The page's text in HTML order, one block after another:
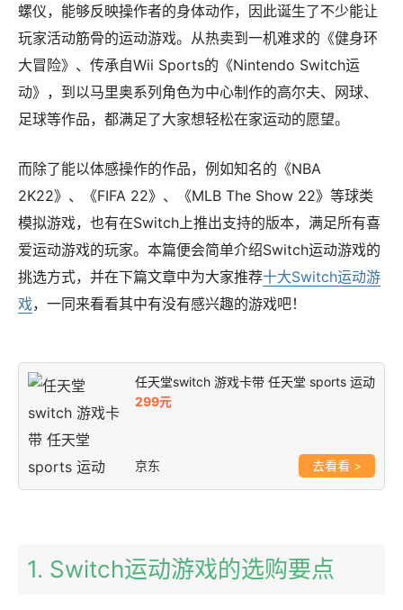
螺仪，能够反映操作者的身体动作，因此诞生了不少能让
玩家活动筋骨的运动游戏。从热卖到一机难求的《健身环
大冒险》、传承自Wii Sports的《Nintendo Switch运
动》，到以马里奥系列角色为中心制作的高尔夫、网球、
足球等作品，都满足了大家想轻松在家运动的愿望。
而除了能以体感操作的作品，例如知名的《NBA
2K22》、《FIFA 22》、《MLB The Show 22》等球类
模拟游戏，也有在Switch上推出支持的版本，满足所有喜
爱运动游戏的玩家。本篇便会简单介绍Switch运动游戏的
挑选方式，并在下篇文章中为大家推荐十大Switch运动游
戏，一同来看看其中有没有感兴趣的游戏吧！
任天堂switch 游戏卡带 任天堂 sports 运动
299元
京东 >
1. Switch运动游戏的选购要点